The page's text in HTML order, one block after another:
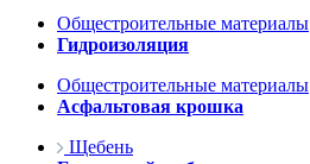
Общестроительные материалы
Гидроизоляция
Общестроительные материалы
Асфальтовая крошка
Щебень